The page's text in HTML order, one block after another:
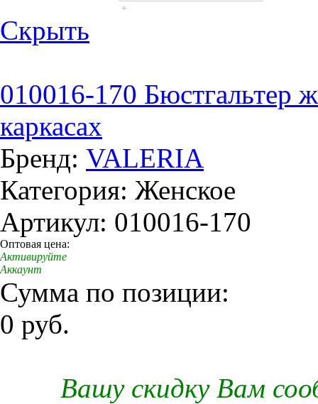
+
Скрыть
010016-170 Бюстгальтер
каркасах
Бренд: VALERIA
Категория: Женское
Артикул: 010016-170
Оптовая цена:
Активируйте
Аккаунт
Сумма по позиции:
0 руб.
Вашу скидку Вам